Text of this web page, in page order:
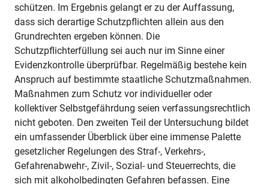
schützen. Im Ergebnis gelangt er zu der Auffassung,
dass sich derartige Schutzpflichten allein aus den
Grundrechten ergeben können. Die
Schutzpflichterfüllung sei auch nur im Sinne einer
Evidenzkontrolle überprüfbar. Regelmäßig bestehe kein
Anspruch auf bestimmte staatliche Schutzmaßnahmen.
Maßnahmen zum Schutz vor individueller oder
kollektiver Selbstgefährdung seien verfassungsrechtlich
nicht geboten. Den zweiten Teil der Untersuchung bildet
ein umfassender Überblick über eine immense Palette
gesetzlicher Regelungen des Straf-, Verkehrs-,
Gefahrenabwehr-, Zivil-, Sozial- und Steuerrechts, die
sich mit alkoholbedingten Gefahren befassen. Eine